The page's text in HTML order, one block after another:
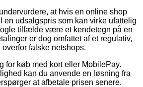
at hvis en online shop
udsalgspris som kan virke ufattelig
tilfælde være et kendetegn på en
er dog omfattet af et regulativ,
falske netshops.
for køb med kort eller MobilePay.
kan du anvende en løsning fra
at afbetale prisen senere.